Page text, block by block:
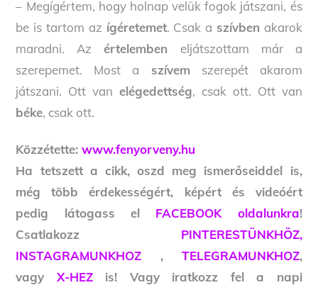
– Megígértem, hogy holnap velük fogok játszani, és
be is tartom az ígéretemet. Csak a szívben akarok
maradni. Azértelemben eljátszottam már a
szerepemet. Most a szívem szerepét akarom
játszani. Ott vanelégedettség, csak ott. Ott van
béke, csak ott.
Közzétette:www.fenyorveny.hu
Ha tetszett a cikk, oszd meg ismerőseiddel is,
még több érdekességért, képért és videóért
pedig látogass el FACEBOOK oldalunkra!
Csatlakozz PINTERESTÜNKHÖZ,
INSTAGRAMUNKHOZ , TELEGRAMUNKHOZ,
vagy X-HEZis! Vagy iratkozz fel a napi